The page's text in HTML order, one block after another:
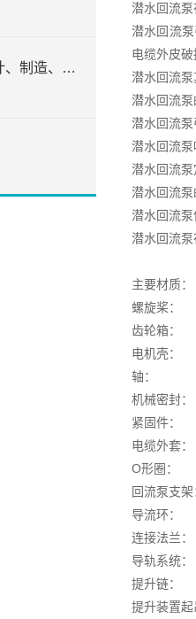
双曲面搅拌机设备设计、制造、检验所遵循的目录
潜水回流
潜水回流
电缆外皮
潜水回流
潜水回流
潜水回流
潜水回流
潜水回流
潜水回流
潜水回流
潜水回流
主要材质：
螺旋桨
齿轮
电机壳
轴： 不
机械密
紧固件
电缆外
O形圈
回流泵
导流环
连接法
导轨系
提升链
提升装置